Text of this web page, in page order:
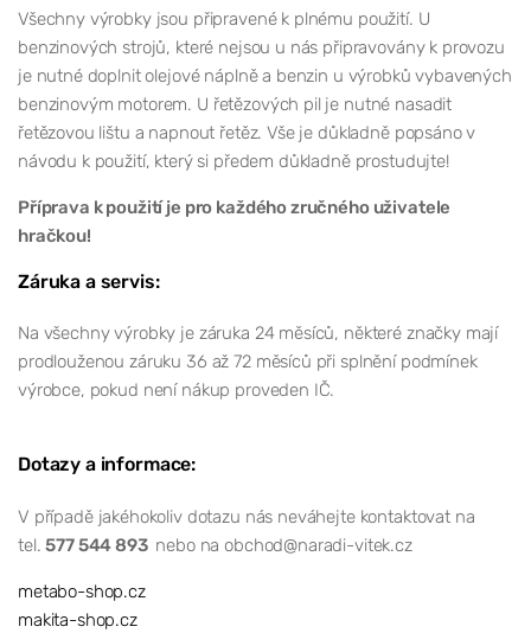
Všechny výrobky jsou připravené k plnému použití. U
benzinových strojů, které nejsou u nás připravovány k provozu
je nutné doplnit olejové náplně a benzin u výrobků vybavených
benzinovým motorem. U řetězových pil je nutné nasadit
řetězovou lištu a napnout řetěz. Vše je důkladně popsáno v
návodu k použití, který si předem důkladně prostudujte!
Příprava k použití je pro každého zručného uživatele
hračkou!
Záruka a servis:
Na všechny výrobky je záruka 24 měsíců, některé značky mají
prodlouženou záruku 36 až 72 měsíců při splnění podmínek
výrobce, pokud není nákup proveden IČ.
Dotazy a informace:
V případě jakéhokoliv dotazu nás neváhejte kontaktovat na
tel.577 544 893 nebo na obchod@naradi-vitek.cz
metabo-shop.cz
makita-shop.cz